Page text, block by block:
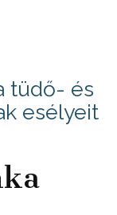
tüdő- és
esélyeit